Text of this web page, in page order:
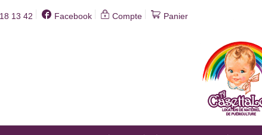
13 42 Facebook Compte Panier